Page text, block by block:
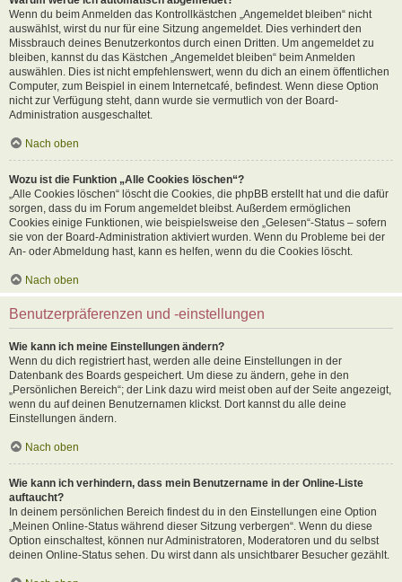
Wenn du beim Anmelden das Kontrollkästchen „Angemeldet bleiben“ nicht
auswählst, wirst du nur für eine Sitzung angemeldet. Dies verhindert den
Missbrauch deines Benutzerkontos durch einen Dritten. Um angemeldet zu
bleiben, kannst du das Kästchen „Angemeldet bleiben“ beim Anmelden
auswählen. Dies ist nicht empfehlenswert, wenn du dich an einem öffentlichen
Computer, zum Beispiel in einem Internetcafé, befindest. Wenn diese Option
nicht zur Verfügung steht, dann wurde sie vermutlich von der Board-
Administration ausgeschaltet.
Nach oben
Wozu ist die Funktion „Alle Cookies löschen“?
„Alle Cookies löschen“ löscht die Cookies, die phpBB erstellt hat und die dafür
sorgen, dass du im Forum angemeldet bleibst. Außerdem ermöglichen
Cookies einige Funktionen, wie beispielsweise den „Gelesen“-Status – sofern
sie von der Board-Administration aktiviert wurden. Wenn du Probleme bei der
An- oder Abmeldung hast, kann es helfen, wenn du die Cookies löscht.
Nach oben
Benutzerpräferenzen und -einstellungen
Wie kann ich meine Einstellungen ändern?
Wenn du dich registriert hast, werden alle deine Einstellungen in der
Datenbank des Boards gespeichert. Um diese zu ändern, gehe in den
„Persönlichen Bereich“; der Link dazu wird meist oben auf der Seite angezeigt,
wenn du auf deinen Benutzernamen klickst. Dort kannst du alle deine
Einstellungen ändern.
Nach oben
Wie kann ich verhindern, dass mein Benutzername in der Online-Liste
auftaucht?
In deinem persönlichen Bereich findest du in den Einstellungen eine Option
„Meinen Online-Status während dieser Sitzung verbergen“. Wenn du diese
Option einschaltest, können nur Administratoren, Moderatoren und du selbst
deinen Online-Status sehen. Du wirst dann als unsichtbarer Besucher gezählt.